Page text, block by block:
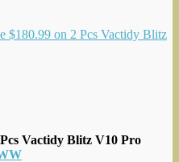
$180.99 on 2 Pcs Vactidy Blitz
Vactidy Blitz V10 Pro